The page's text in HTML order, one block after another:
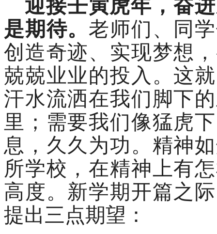
迎接壬寅虎年，奋
是期待。 老师们、同
创造奇迹、实现梦想
兢兢业业的投入。这
汗水流洒在我们脚下
里；需要我们像猛虎
息，久久为功。精神
所学校，在精神上有
高度。新学期开篇之
提出三点期望：